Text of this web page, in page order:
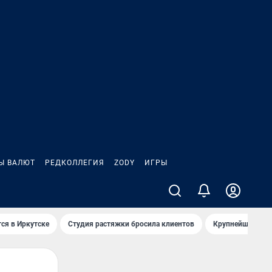
ВАЛЮТ РЕДКОЛЛЕГИЯ ZODY ИГРЫ
в Иркутске Студия растяжки бросила клиентов Крупнейшие